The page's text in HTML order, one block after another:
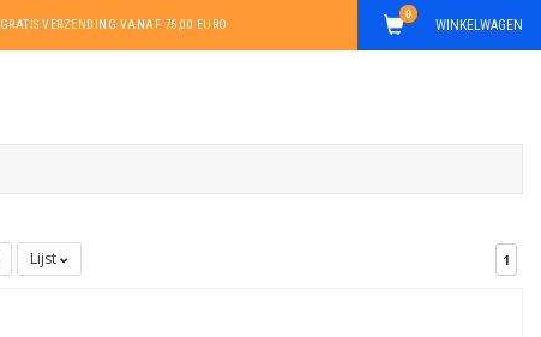
GRATIS VERZENDING VANAF 75,00 EURO WINKELWAGEN
0
Lijst 1